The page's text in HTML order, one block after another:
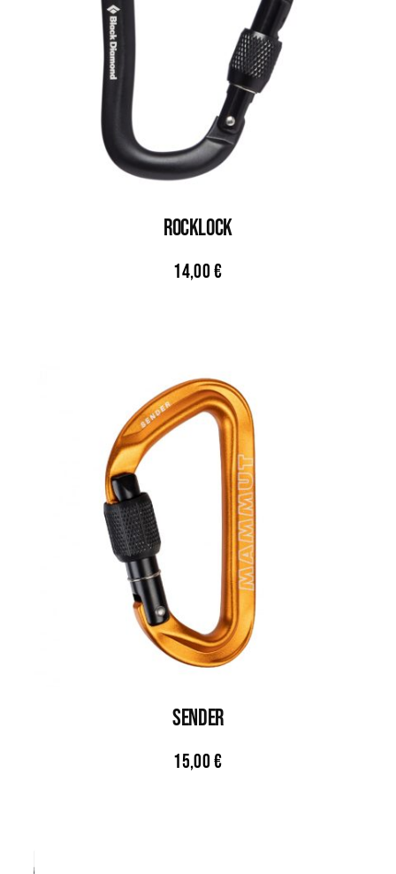
RockLock
14,00€
Sender
15,00€